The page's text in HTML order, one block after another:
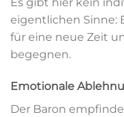
Es gibt hier kein
eigentlichen Sinne:
für eine neue Zeit
begegnen.
Emotionale
Der Baron